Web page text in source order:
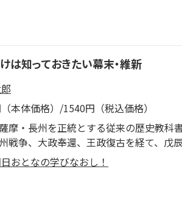
は知っておきたい幕末・維新
本体価格）/1540円（税込価格）
摩・長州を正統とする従来の歴史教科
戦争、大政奉還、王政復古を経て、戊
変節し、権謀術数を凝らして幕府を倒
おとなの学びなおし！